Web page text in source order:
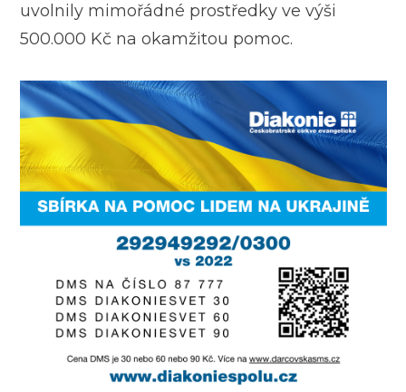
uvolnily mimořádné prostředky ve výši
500.000 Kč na okamžitou pomoc.